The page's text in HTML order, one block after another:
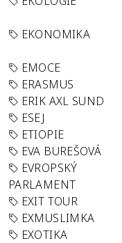
EKONOMIKA
EMOCE
ERASMUS
ERIK AXL SUND
ESEJ
ETIOPIE
EVA BUREŠOVÁ
EVROPSKÝ
PARLAMENT
EXIT TOUR
EXMUSLIMKA
EXOTIKA